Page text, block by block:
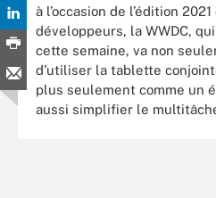
à l’occasion de l’édition
développeurs, la WWDC,
cette semaine, va non
d’utiliser la tablette
plus seulement comme un
aussi simplifier le